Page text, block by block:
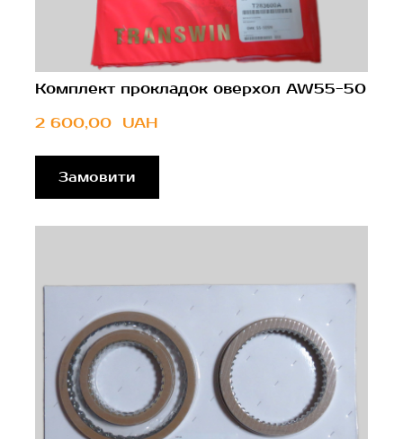
Комплект прокладок оверхол AW55-50
2 600,00  UAH
Замовити